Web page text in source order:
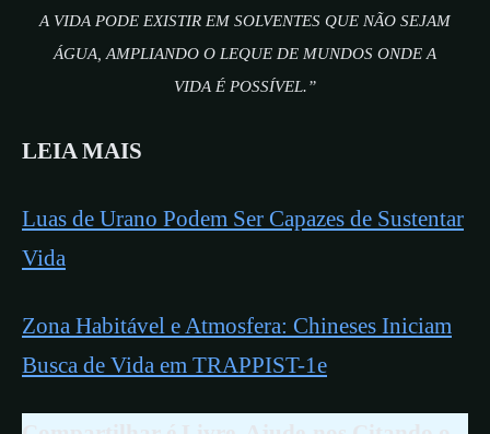
A VIDA PODE EXISTIR EM SOLVENTES QUE NÃO SEJAM
ÁGUA, AMPLIANDO O LEQUE DE MUNDOS ONDE A
VIDA É POSSÍVEL.”
LEIA MAIS
Luas de Urano Podem Ser Capazes de Sustentar
Vida
Zona Habitável e Atmosfera: Chineses Iniciam
Busca de Vida em TRAPPIST-1e